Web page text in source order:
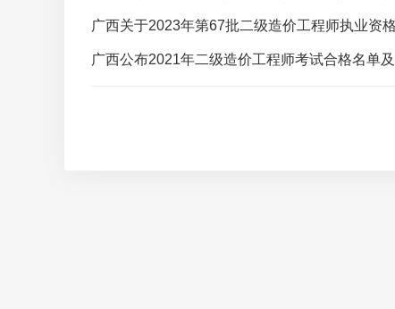
广西关于2023年第67批二级造价工程师执业资
广西公布2021年二级造价工程师考试合格名单